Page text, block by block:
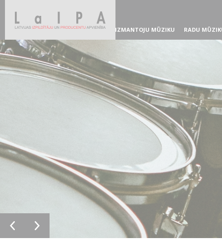
IZMANTOJU MŪZIKU RADU